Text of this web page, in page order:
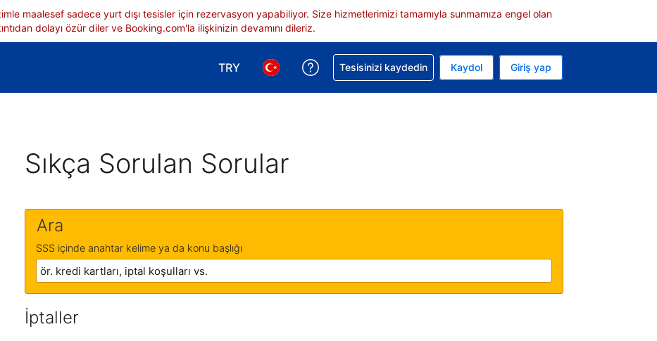
maalesef sadece yurt dışı tesisler için rezervasyon yapabiliyor. Size hizmetlerimizi tamamıyla sunmamıza engel olan
dolayı özür diler ve Booking.com'la ilişkinizin devamını dileriz.
TRY
Para birimi seçimi yap. Mevcut para biriminiz Türk lirası
Dil seçimi yap. Mevcut diliniz Türkçe
Rezervasyonunuzla ilgili yardım alın
Tesisinizi kaydedin Kaydol Giriş yap
Sıkça Sorulan Sorular
Ara
SSS içinde anahtar kelime ya da konu başlığı
İptaller